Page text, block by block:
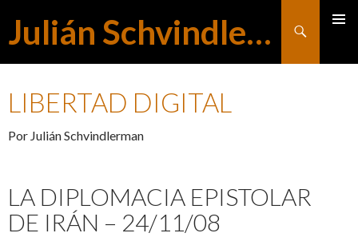
Julián Schvindlerman
Buscar
LIBERTAD DIGITAL
Por Julián Schvindlerman
LA DIPLOMACIA EPISTOLAR
DE IRÁN – 24/11/08